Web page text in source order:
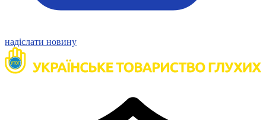
Географія
Реєстр перекладачів жестової мови Українського
надіслати новину